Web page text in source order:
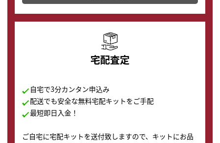
の購入もできます♪
宅配査定
自宅で3分カンタン申込み
配送でも安全な無料宅配キットをご手配
最短即日入金！
ご自宅に宅配キットを送付致しますので、キットにお品